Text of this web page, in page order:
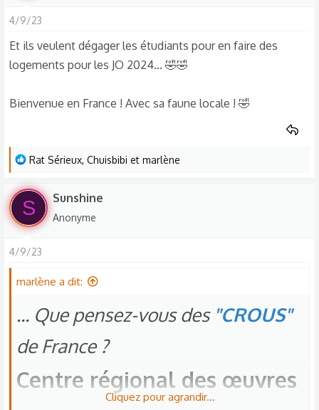
i
4/9/23
Et ils veulent dégager les étudiants pour en faire des
logements pour les JO 2024... 🤣🤣
Bienvenue en France ! Avec sa faune locale ! 🤣
L
s
r
é
c
n
s
:
Rat Sérieux, Chuisbibi et marlène
S Sunshine
Anonyme
4/9/23
marlène a dit:
... Que pensez-vous des "CROUS"
de France ?
Centre régional des œuvres
Cliquez pour agrandir...